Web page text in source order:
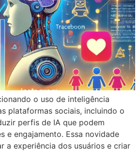
o uso de inteligência
plataformas sociais, incluindo o
perfis de IA que podem
e engajamento. Essa novidade
a experiência dos usuários e criar